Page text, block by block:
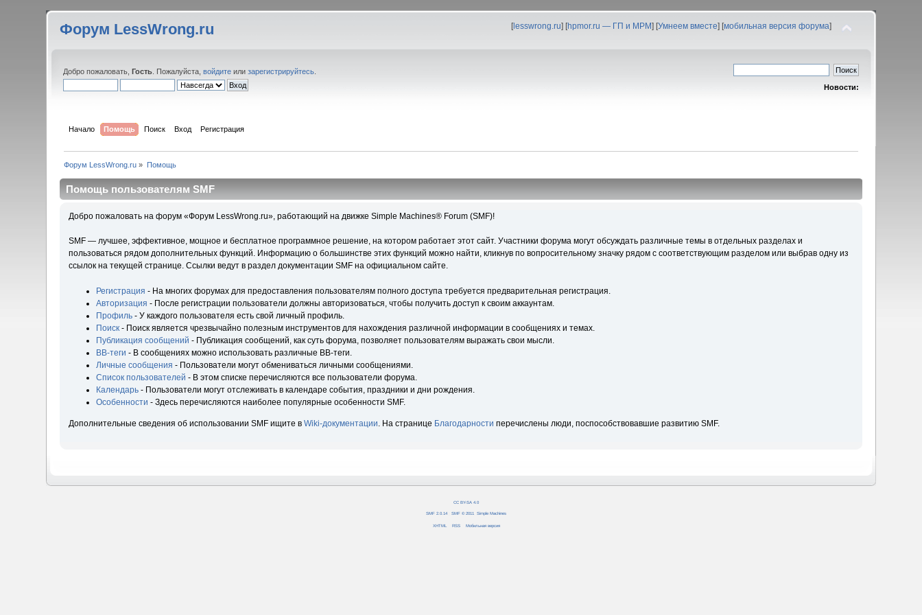
Форум LessWrong.ru [lesswrong.ru] [hpmor.ru — ГП и МРМ] [Умнеем вместе] [мобильная версия форума]
Добро пожаловать,Гость . Пожалуйста,войдите илизарегистрируйтесь
Новости:
Начало Помощь Поиск Вход Регистрация
Форум LessWrong.ru » Помощь
Помощь пользователям SMF
Добро пожаловать на форум «Форум LessWrong.ru», работающий на движке Simple Machines® Forum (SMF)!
SMF — лучшее, эффективное, мощное и бесплатное программное решение, на котором работает этот сайт. Участники форума могут обсуждать различные темы в отдельных разделах и
пользоваться рядом дополнительных функций. Информацию о большинстве этих функций можно найти, кликнув по вопросительному значку рядом с соответствующим разделом или выбрав одну из
ссылок на текущей странице. Ссылки ведут в раздел документации SMF на официальном сайте.
Регистрация - На многих форумах для предоставления пользователям полного доступа требуется предварительная регистрация.
Авторизация - После регистрации пользователи должны авторизоваться, чтобы получить доступ к своим аккаунтам.
Профиль- У каждого пользователя есть свой личный профиль.
Поиск- Поиск является чрезвычайно полезным инструментов для нахождения различной информации в сообщениях и темах.
Публикация сообщений - Публикация сообщений, как суть форума, позволяет пользователям выражать свои мысли.
BB-теги - В сообщениях можно использовать различные BB-теги.
Личные сообщения - Пользователи могут обмениваться личными сообщениями.
Список пользователей - В этом списке перечисляются все пользователи форума.
Календарь- Пользователи могут отслеживать в календаре события, праздники и дни рождения.
Особенности - Здесь перечисляются наиболее популярные особенности SMF.
Дополнительные сведения об использовании SMF ищите в Wiki-документации . На странице Благодарности перечислены люди, поспособствовавшие развитию SMF.
CC BY-SA 4.0
SMF 2.0.14 SMF © 2011 Simple Machines
XHTML RSS Мобильная версия